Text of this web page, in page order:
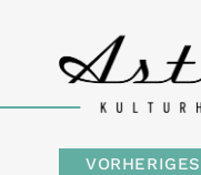
VORHERIGES